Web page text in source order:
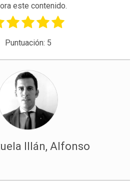
este contenido.
Puntuación: 5
Illán, Alfonso